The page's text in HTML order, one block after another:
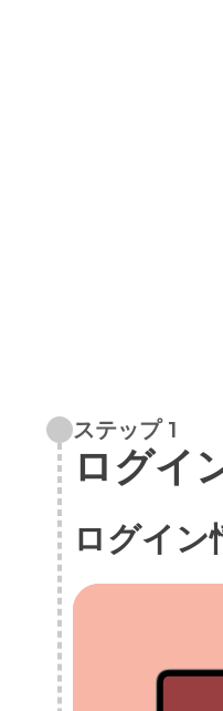
ステップ 1
ログイ
ログイン